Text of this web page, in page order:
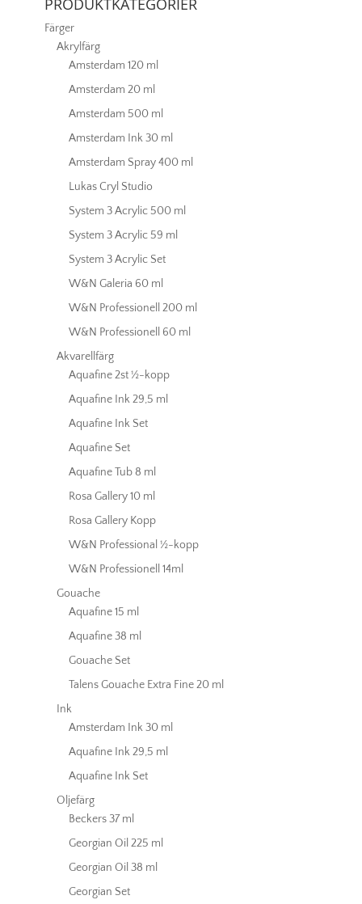
PRODUKTKATEGORIER
Färger
Akrylfärg
Amsterdam 120 ml
Amsterdam 20 ml
Amsterdam 500 ml
Amsterdam Ink 30 ml
Amsterdam Spray 400 ml
Lukas Cryl Studio
System 3 Acrylic 500 ml
System 3 Acrylic 59 ml
System 3 Acrylic Set
W&N Galeria 60 ml
W&N Professionell 200 ml
W&N Professionell 60 ml
Akvarellfärg
Aquafine 2st ½-kopp
Aquafine Ink 29,5 ml
Aquafine Ink Set
Aquafine Set
Aquafine Tub 8 ml
Rosa Gallery 10 ml
Rosa Gallery Kopp
W&N Professional ½-kopp
W&N Professionell 14ml
Gouache
Aquafine 15 ml
Aquafine 38 ml
Gouache Set
Talens Gouache Extra Fine 20 ml
Ink
Amsterdam Ink 30 ml
Aquafine Ink 29,5 ml
Aquafine Ink Set
Oljefärg
Beckers 37 ml
Georgian Oil 225 ml
Georgian Oil 38 ml
Georgian Set